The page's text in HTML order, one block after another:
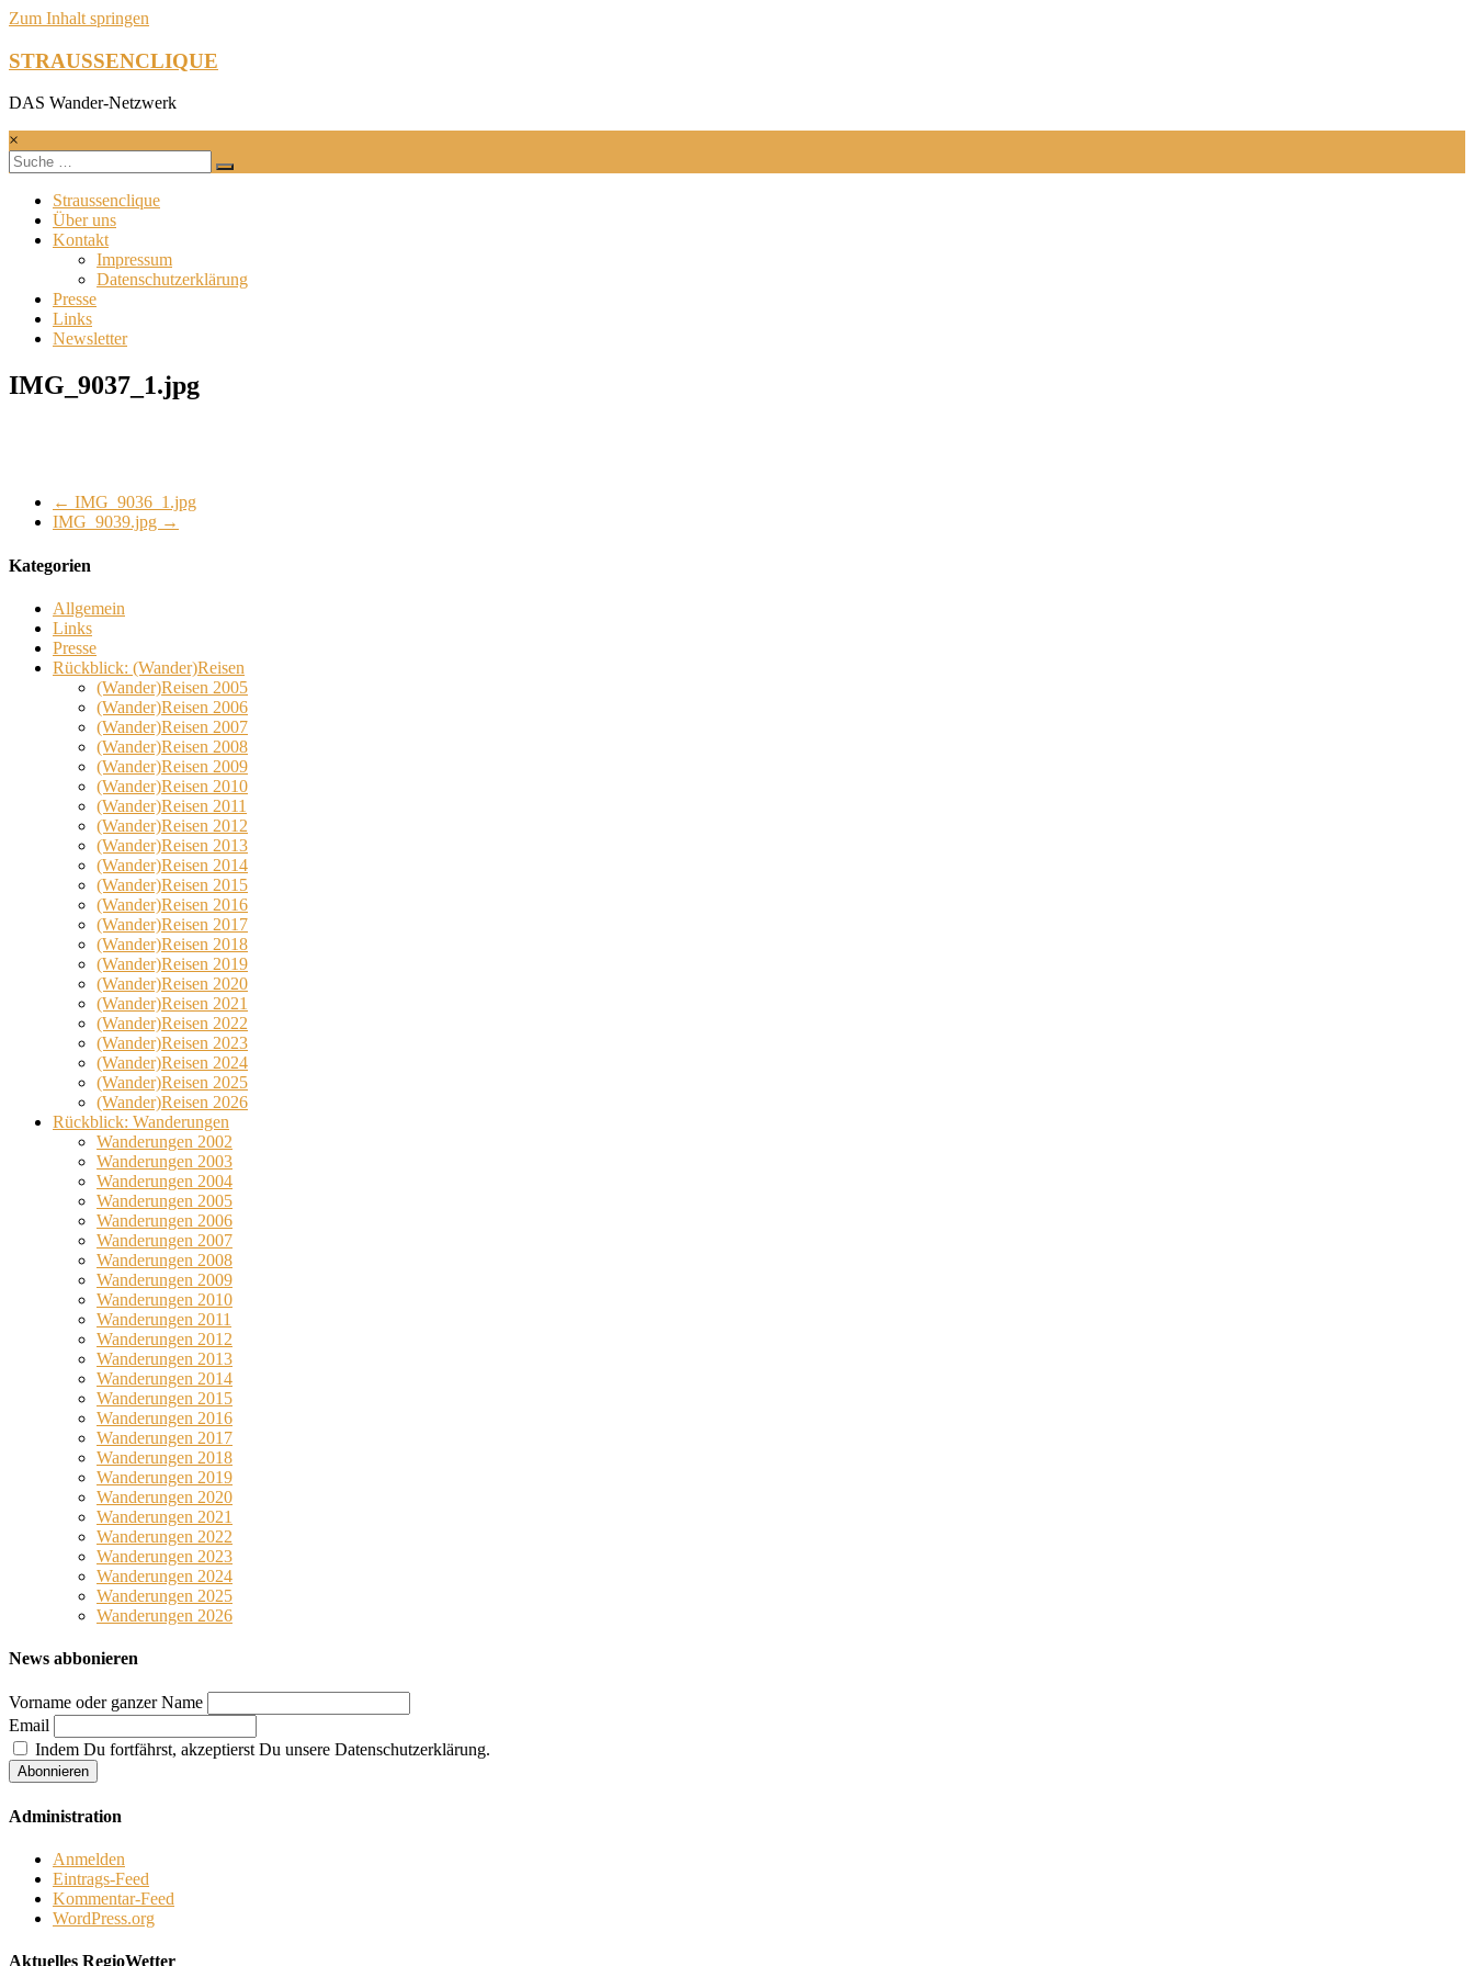
Zum Inhalt springen
STRAUSSENCLIQUE
DAS Wander-Netzwerk
×
Straussenclique
Über uns
Kontakt
Impressum
Datenschutzerklärung
Presse
Links
Newsletter
IMG_9037_1.jpg
← IMG_9036_1.jpg
IMG_9039.jpg →
Kategorien
Allgemein
Links
Presse
Rückblick: (Wander)Reisen
(Wander)Reisen 2005
(Wander)Reisen 2006
(Wander)Reisen 2007
(Wander)Reisen 2008
(Wander)Reisen 2009
(Wander)Reisen 2010
(Wander)Reisen 2011
(Wander)Reisen 2012
(Wander)Reisen 2013
(Wander)Reisen 2014
(Wander)Reisen 2015
(Wander)Reisen 2016
(Wander)Reisen 2017
(Wander)Reisen 2018
(Wander)Reisen 2019
(Wander)Reisen 2020
(Wander)Reisen 2021
(Wander)Reisen 2022
(Wander)Reisen 2023
(Wander)Reisen 2024
(Wander)Reisen 2025
(Wander)Reisen 2026
Rückblick: Wanderungen
Wanderungen 2002
Wanderungen 2003
Wanderungen 2004
Wanderungen 2005
Wanderungen 2006
Wanderungen 2007
Wanderungen 2008
Wanderungen 2009
Wanderungen 2010
Wanderungen 2011
Wanderungen 2012
Wanderungen 2013
Wanderungen 2014
Wanderungen 2015
Wanderungen 2016
Wanderungen 2017
Wanderungen 2018
Wanderungen 2019
Wanderungen 2020
Wanderungen 2021
Wanderungen 2022
Wanderungen 2023
Wanderungen 2024
Wanderungen 2025
Wanderungen 2026
News abbonieren
Vorname oder ganzer Name
Email
Indem Du fortfährst, akzeptierst Du unsere Datenschutzerklärung.
Administration
Anmelden
Eintrags-Feed
Kommentar-Feed
WordPress.org
Aktuelles RegioWetter